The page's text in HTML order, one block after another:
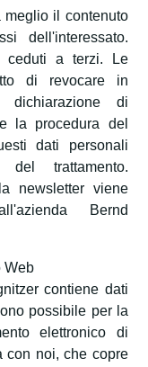
meglio il contenuto
dell'interessato.
ceduti a terzi. Le
di revocare in
dichiarazione di
la procedura del
dati personali
trattamento.
newsletter viene
Bernd
Web
contiene dati
possibile per la
elettronico di
con noi, che copre